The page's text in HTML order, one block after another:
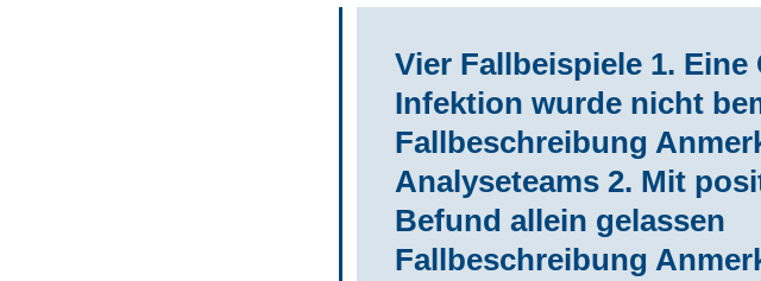
Vier Fallbeispiele 1. Eine
Infektion wurde nicht
Fallbeschreibung
Analyseteams 2. Mit
Befund allein gelassen
Fallbeschreibung